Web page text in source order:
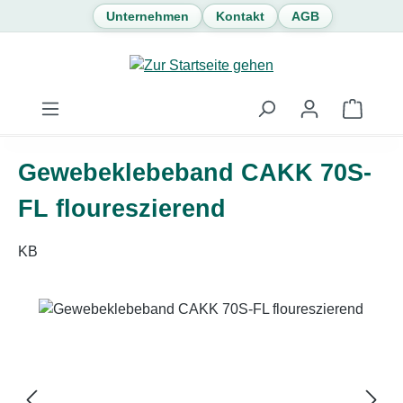
Zum Hauptinhalt springen
Unternehmen Kontakt AGB
Gewebeklebeband CAKK 70S-
FL floureszierend
KB
Bildergalerie überspringen